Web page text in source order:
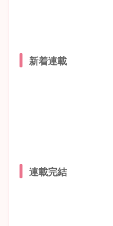
新着連載
連載完結